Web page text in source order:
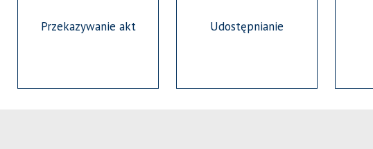
Przekazywanie akt Udostępnianie